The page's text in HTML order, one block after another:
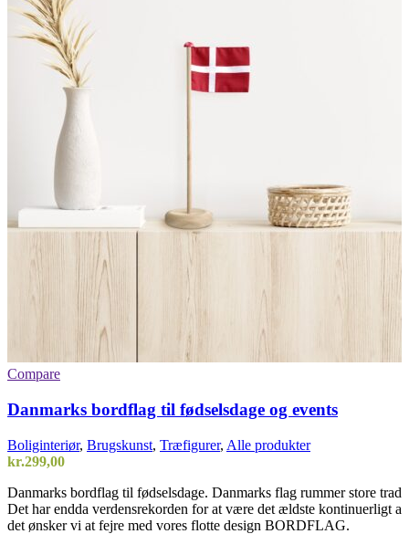
Compare
Danmarks bordflag til fødselsdage og events
Boliginteriør, Brugskunst, Træfigurer, Alle produkter
kr.299,00
Danmarks bordflag til fødselsdage. Danmarks flag rummer store
Det har endda verdensrekorden for at være det ældste kontinuerligt
det ønsker vi at fejre med vores flotte design BORDFLAG.